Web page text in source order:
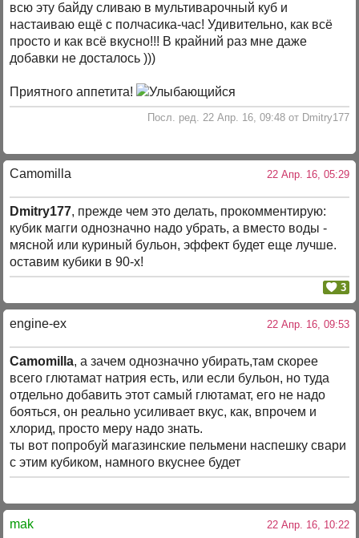
всю эту байду сливаю в мультиварочный куб и
настаиваю ещё с полчасика-час! Удивительно, как всё
просто и как всё вкусно!!! В крайний раз мне даже
добавки не досталось )))
Приятного аппетита!
Посл. ред. 22 Апр. 16, 09:48 от Dmitry177
Camomilla 22 Апр. 16, 05:29
Dmitry177, прежде чем это делать, прокомментирую:
кубик магги однозначно надо убрать, а вместо воды -
мясной или куриный бульон, эффект будет еще лучше.
оставим кубики в 90-х!
3
engine-ex 22 Апр. 16, 09:53
Camomilla, а зачем однозначно убирать,там скорее
всего глютамат натрия есть, или если бульон, но туда
отдельно добавить этот самый глютамат, его не надо
бояться, он реально усиливает вкус, как, впрочем и
хлорид, просто меру надо знать.
ты вот попробуй магазинские пельмени наспешку свари
с этим кубиком, намного вкуснее будет
mak 22 Апр. 16, 10:22